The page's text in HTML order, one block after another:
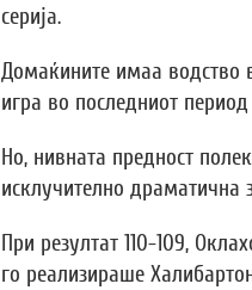
серија.
Домаќините имаа водство
игра во последниот
Но, нивната предност
исклучително драматична
При резултат 110-109,
го реализираше